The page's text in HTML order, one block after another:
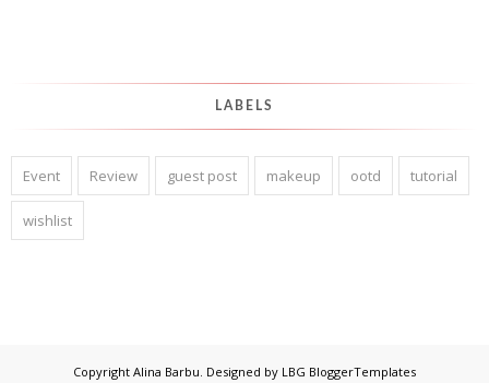
LABELS
Event Review guest post makeup ootd tutorial
wishlist
Copyright Alina Barbu. Designed by LBG BloggerTemplates